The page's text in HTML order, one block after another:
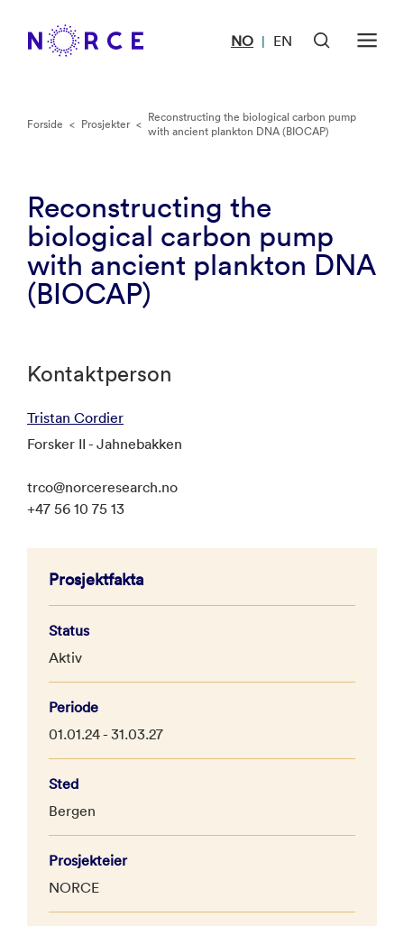
NO | EN
Forside < Prosjekter < Reconstructing the biological carbon pump
with ancient plankton DNA (BIOCAP)
Reconstructing the
biological carbon pump
with ancient plankton DNA
(BIOCAP)
Kontaktperson
Tristan Cordier
Forsker II - Jahnebakken
trco@norceresearch.no
+47 56 10 75 13
Prosjektfakta
Status
Aktiv
Periode
01.01.24 - 31.03.27
Sted
Bergen
Prosjekteier
NORCE